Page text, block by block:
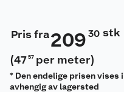
Pris fra209 30 stk
(47 57 per meter)
* Den endelige prisen vises
avhengig av lagersted